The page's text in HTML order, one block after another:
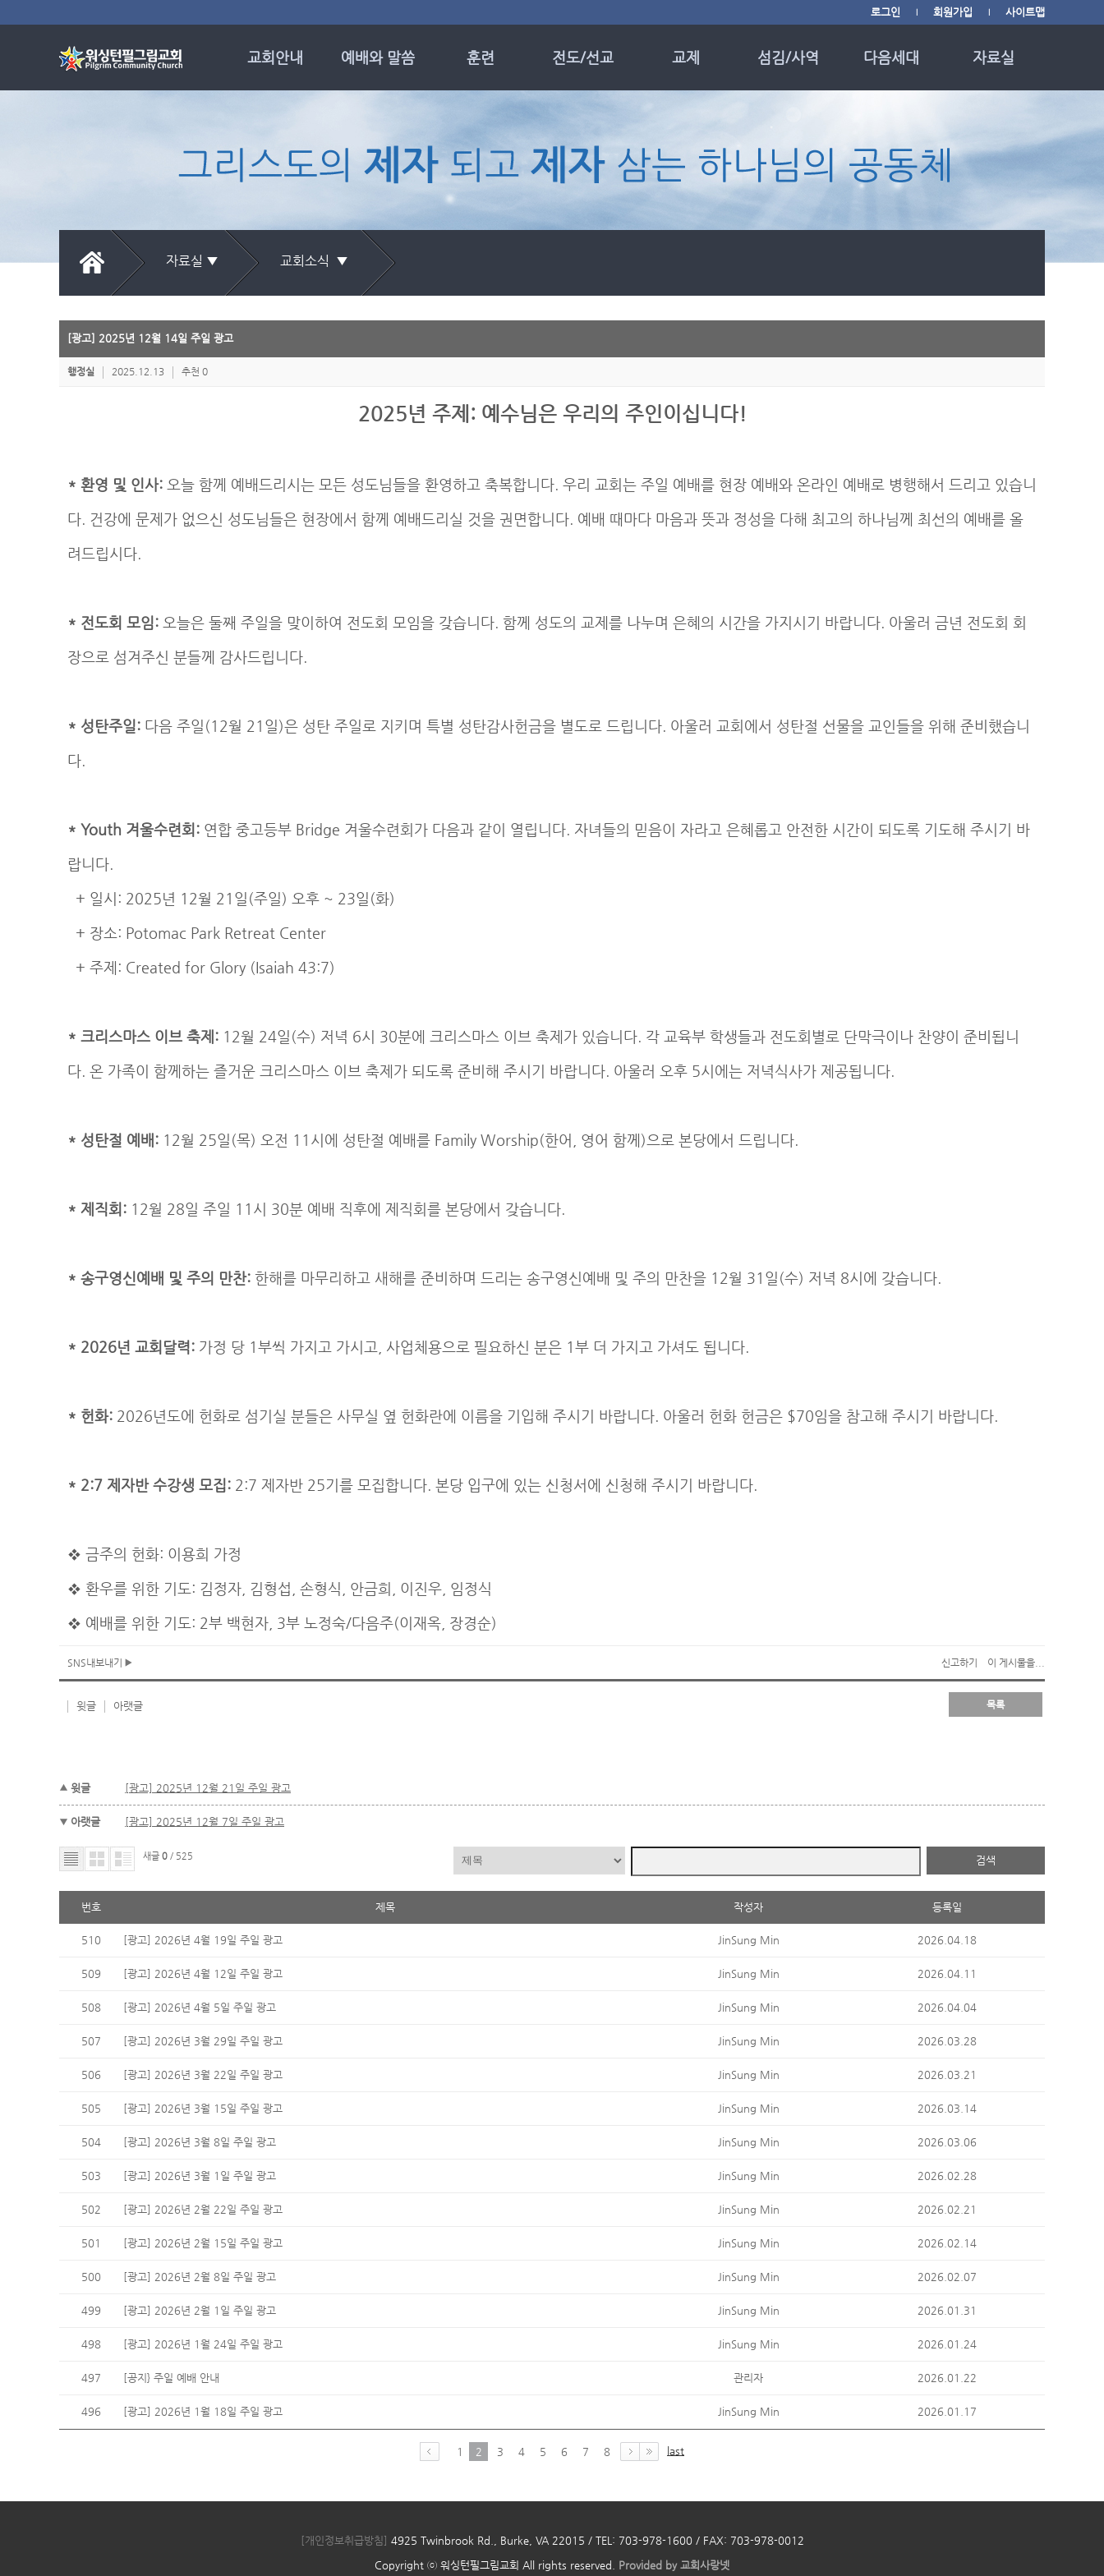
로그인 회원가입 사이트맵
교회안내
담임목사
섬기는 사람들
예배와 말씀
시편의 기도 설교
소망의 메시지
시온성가대
목회자 칼럼
훈련 전도/선교 교제 섬김/사역
사역/행사 영상
중보기도 사역
다음세대
유치부
초등부
Youth Group
자료실
자료 나눔
자료실 ▼ 교회소식 ▼
[광고] 2025년 12월 14일 주일 광고
행정실 2025.12.13 추천 0
2025년 주제: 예수님은 우리의 주인이십니다!
* 환영 및 인사: 오늘 함께 예배드리시는 모든 성도님들을 환영하고 축복합니다. 우리 교회는 주일 예배를 현장 예배와 온라인 예배로 병행해서 드리고 있습니
다. 건강에 문제가 없으신 성도님들은 현장에서 함께 예배드리실 것을 권면합니다. 예배 때마다 마음과 뜻과 정성을 다해 최고의 하나님께 최선의 예배를 올
려드립시다.
* 전도회 모임: 오늘은 둘째 주일을 맞이하여 전도회 모임을 갖습니다. 함께 성도의 교제를 나누며 은혜의 시간을 가지시기 바랍니다. 아울러 금년 전도회 회
장으로 섬겨주신 분들께 감사드립니다.
* 성탄주일: 다음 주일(12월 21일)은 성탄 주일로 지키며 특별 성탄감사헌금을 별도로 드립니다. 아울러 교회에서 성탄절 선물을 교인들을 위해 준비했습니
다.
* Youth 겨울수련회: 연합 중고등부 Bridge 겨울수련회가 다음과 같이 열립니다. 자녀들의 믿음이 자라고 은혜롭고 안전한 시간이 되도록 기도해 주시기 바
랍니다.
+ 일시: 2025년 12월 21일(주일) 오후 ~ 23일(화)
+ 장소: Potomac Park Retreat Center
+ 주제: Created for Glory (Isaiah 43:7)
* 크리스마스 이브 축제: 12월 24일(수) 저녁 6시 30분에 크리스마스 이브 축제가 있습니다. 각 교육부 학생들과 전도회별로 단막극이나 찬양이 준비됩니
다. 온 가족이 함께하는 즐거운 크리스마스 이브 축제가 되도록 준비해 주시기 바랍니다. 아울러 오후 5시에는 저녁식사가 제공됩니다.
* 성탄절 예배: 12월 25일(목) 오전 11시에 성탄절 예배를 Family Worship(한어, 영어 함께)으로 본당에서 드립니다.
* 제직회: 12월 28일 주일 11시 30분 예배 직후에 제직회를 본당에서 갖습니다.
* 송구영신예배 및 주의 만찬: 한해를 마무리하고 새해를 준비하며 드리는 송구영신예배 및 주의 만찬을 12월 31일(수) 저녁 8시에 갖습니다.
* 2026년 교회달력: 가정 당 1부씩 가지고 가시고, 사업체용으로 필요하신 분은 1부 더 가지고 가셔도 됩니다.
* 헌화: 2026년도에 헌화로 섬기실 분들은 사무실 옆 헌화란에 이름을 기입해 주시기 바랍니다. 아울러 헌화 헌금은 $70임을 참고해 주시기 바랍니다.
* 2:7 제자반 수강생 모집: 2:7 제자반 25기를 모집합니다. 본당 입구에 있는 신청서에 신청해 주시기 바랍니다.
❖ 금주의 헌화: 이용희 가정
❖ 환우를 위한 기도: 김정자, 김형섭, 손형식, 안금희, 이진우, 임정식
❖ 예배를 위한 기도: 2부 백현자, 3부 노정숙/다음주(이재옥, 장경순)
SNS내보내기 신고하기 이 게시물을...
윗글 아랫글 목록
윗글 [광고] 2025년 12월 21일 주일 광고
아랫글 [광고] 2025년 12월 7일 주일 광고
새글 0 / 525 검색
번호 제목 작성자 등록일
510 [광고] 2026년 4월 19일 주일 광고 JinSung Min 2026.04.18
509 [광고] 2026년 4월 12일 주일 광고 JinSung Min 2026.04.11
508 [광고] 2026년 4월 5일 주일 광고 JinSung Min 2026.04.04
507 [광고] 2026년 3월 29일 주일 광고 JinSung Min 2026.03.28
506 [광고] 2026년 3월 22일 주일 광고 JinSung Min 2026.03.21
505 [광고] 2026년 3월 15일 주일 광고 JinSung Min 2026.03.14
504 [광고] 2026년 3월 8일 주일 광고 JinSung Min 2026.03.06
503 [광고] 2026년 3월 1일 주일 광고 JinSung Min 2026.02.28
502 [광고] 2026년 2월 22일 주일 광고 JinSung Min 2026.02.21
501 [광고] 2026년 2월 15일 주일 광고 JinSung Min 2026.02.14
500 [광고] 2026년 2월 8일 주일 광고 JinSung Min 2026.02.07
499 [광고] 2026년 2월 1일 주일 광고 JinSung Min 2026.01.31
498 [광고] 2026년 1월 24일 주일 광고 JinSung Min 2026.01.24
497 [공지} 주일 예배 안내 관리자 2026.01.22
496 [광고] 2026년 1월 18일 주일 광고 JinSung Min 2026.01.17
1 2 3 4 5 6 7 8 last
[개인정보취급방침] 4925 Twinbrook Rd., Burke, VA 22015 / TEL: 703-978-1600 / FAX: 703-978-0012
Copyright ⓒ 워싱턴필그림교회 All rights reserved. Provided by 교회사랑넷